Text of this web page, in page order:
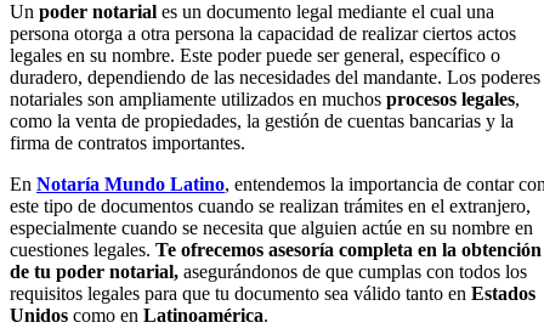
Un poder notarial es un documento legal mediante el cual una
persona otorga a otra persona la capacidad de realizar ciertos actos
legales en su nombre. Este poder puede ser general, específico o
duradero, dependiendo de las necesidades del mandante. Los poderes
notariales son ampliamente utilizados en muchos procesos legales,
como la venta de propiedades, la gestión de cuentas bancarias y la
firma de contratos importantes.
En Notaría Mundo Latino, entendemos la importancia de contar
este tipo de documentos cuando se realizan trámites en el extranjero,
especialmente cuando se necesita que alguien actúe en su nombre en
cuestiones legales. Te ofrecemos asesoría completa en la obtención
de tu poder notarial, asegurándonos de que cumplas con todos los
requisitos legales para que tu documento sea válido tanto en Estados
Unidos como en Latinoamérica.